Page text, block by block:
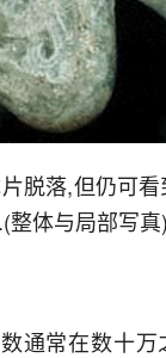
脱落,但仍可
整体与局部写真)
通常在数十